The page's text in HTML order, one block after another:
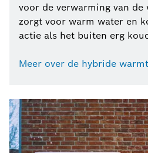
voor de verwarming van de
zorgt voor warm water en
actie als het buiten erg
Meer over de hybride